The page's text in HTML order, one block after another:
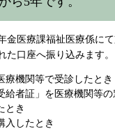
金医療課福祉医療係に
た口座へ振り込みます。
療機関等で受診したとき
給者証」を医療機関等
とき
入したとき